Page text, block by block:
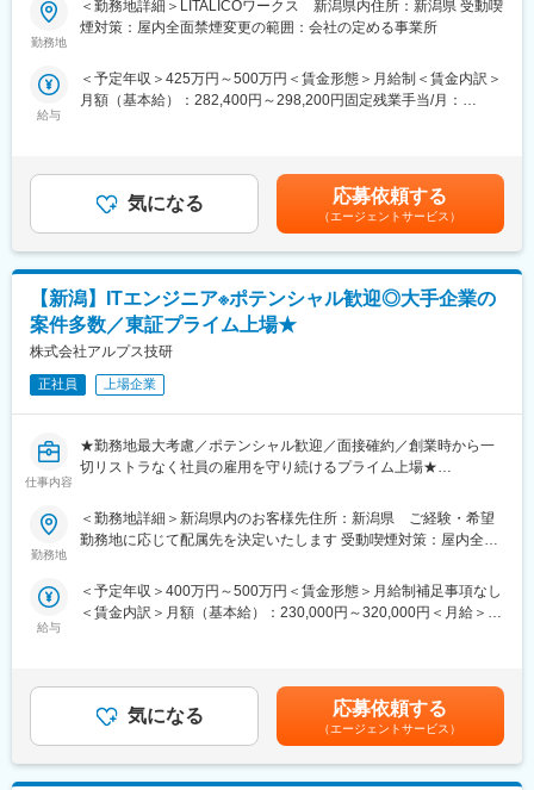
◎案件例
・実車を用いたエアコン性能評価
・電動アクチュエータ制御モデルの構築とソフトウェア開発
損保系 他
・Web系開発：グルメサイト、ECサイト、情報誌系サイト、会員
管理システム 他
◎開発環境例：C、C#、Java、Python、JavaScript、
PHP、.NET、Ruby、Android（TM）、Objective-C、Swift 他
■幅広いキャリアプラン：
当社はエンジニアサポートシステム(ESS)が確立しており、専任キ
ャリア担当や先輩と現状・未来の話ができます。継続的な研修・
とができます。キャリアパスに関しても志向を考慮し、エンジニ
変更の範囲：本文参照
障害がある方の現状・希望を把握して、社会で活躍するまでの
の希望や適性を把握した上で、最適な支援計画を立案・実行して
いきます。
・コンプライアンスに基づくサービス？管理業務全般
・相談援助業務
・地域における関係機関との連絡調整・折衝業務
・福祉サービスの説明、関係機関利用の際のアドバイス
■LITALICOワークスの特徴
1. 個別対応の支援プログラム
障害名にとらわれず、一人ひとりの特性やペースに合わせた支援
を行います。自己理解を深めるカウンセリングや、ビジネスマナ
2. 就職活動前から就職後までの一貫サポート
認、就職後の職場定着支援まで、トータルでサポートします。就
職後も6ヶ月以上の定着支援を行い、職場での不安や悩みに寄り添
3. 高い就職率と定着率
LITALICOワークスでは、これまでに累計15,000名以上の就職をサ
4. 全国に広がる拠点網
全国に100以上の拠点を展開し、都市部だけでなく地方にも対応
しています。これにより、引っ越しや地元就職など、さまざまな
ライフスタイルに柔軟に対応可能です。
勤務地
＜勤務地詳細＞LITALICOワークス 新潟県内住所：新潟県 受動喫
煙対策：屋内全面禁煙変更の範囲：会社の定める事業所
給与
＜予定年収＞425万円～500万円＜賃金形態＞月給制＜賃金内訳＞
月額（基本給）：282,400円～298,200円固定残業手当/月：
与：あり（年2回/5月・11月）※超過した時間外労働の残業時間代
は追加支給※給与はスキル・経験・転勤の可否に応じて決定いたし
ますので、上記年収は目安となります。賃金はあくまでも目安の
金額であり、選考を通じて上下する可能性があります。月給(月額)
は固定手当を含めた表記です。
気になる 応募依頼する
（エージェントサービス）
【新潟】ITエンジニア※ポテンシャル歓迎◎大手企業の
案件多数／東証プライム上場★
株式会社アルプス技研
正社員 上場企業
仕事内容
★勤務地最大考慮／ポテンシャル歓迎／面接確約／創業時から一
切リストラなく社員の雇用を守り続けるプライム上場★
●設計構築～運用保守まで幅広い案件を保有
●年休126日／月残業15.8時間／プラチナくるみんマークを取得済
■業務内容：
多岐にわたる業界・業種のシステム開発やWebアプリケーション
プロジェクトにアサインします。OJT並びに1か月程度の研修期間
を想定しています。
◎プロジェクト例
・業務系システム開発：通信インフラ系、官公庁系、金融系、生
勤務地
＜勤務地詳細＞新潟県内のお客様先住所：新潟県 ご経験・希望
勤務地に応じて配属先を決定いたします 受動喫煙対策：屋内全面
給与
＜予定年収＞400万円～500万円＜賃金形態＞月給制補足事項なし
＜賃金内訳＞月額（基本給）：230,000円～320,000円＜月給＞
安の金額であり、選考を通じて上下する可能性があります。月給
(月額)は固定手当を含めた表記です。
気になる 応募依頼する
（エージェントサービス）